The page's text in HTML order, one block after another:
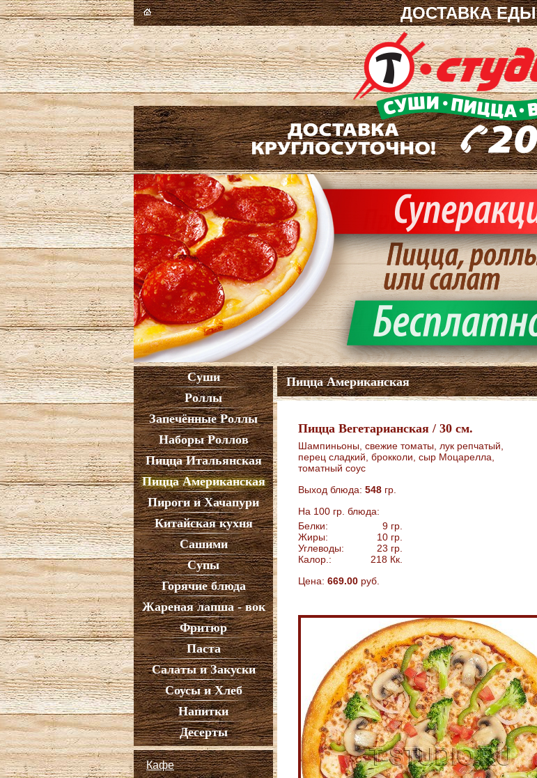
ДОСТАВКА ЕДЫ
Пицца Американская
Пицца Вегетарианская / 30 см.
Шампиньоны, свежие томаты, лук репчатый,
перец сладкий, брокколи, сыр Моцарелла,
томатный соус
Выход блюда: 548 гр.
На 100 гр. блюда:
Белки:
9 гр.
Жиры:
10 гр.
Углеводы:
23 гр.
Калор.:
218 Кк.
Цена: 669.00 руб.
Суши
Роллы
Запечённые Роллы
Наборы Роллов
Пицца Итальянская
Пицца Американская
Пироги и Хачапури
Китайская кухня
Сашими
Супы
Горячие блюда
Жареная лапша - вок
Фритюр
Паста
Салаты и Закуски
Соусы и Хлеб
Напитки
Десерты
Кафе